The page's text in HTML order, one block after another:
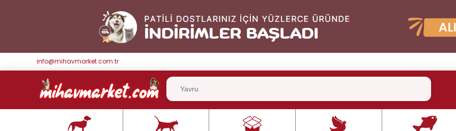
info@mihavmarket.com.tr